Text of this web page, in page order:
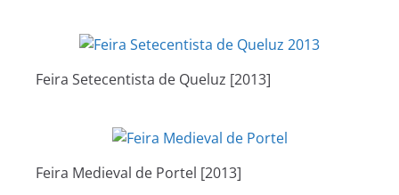
Feira Setecentista de Queluz [2013]
Feira Medieval de Portel [2013]